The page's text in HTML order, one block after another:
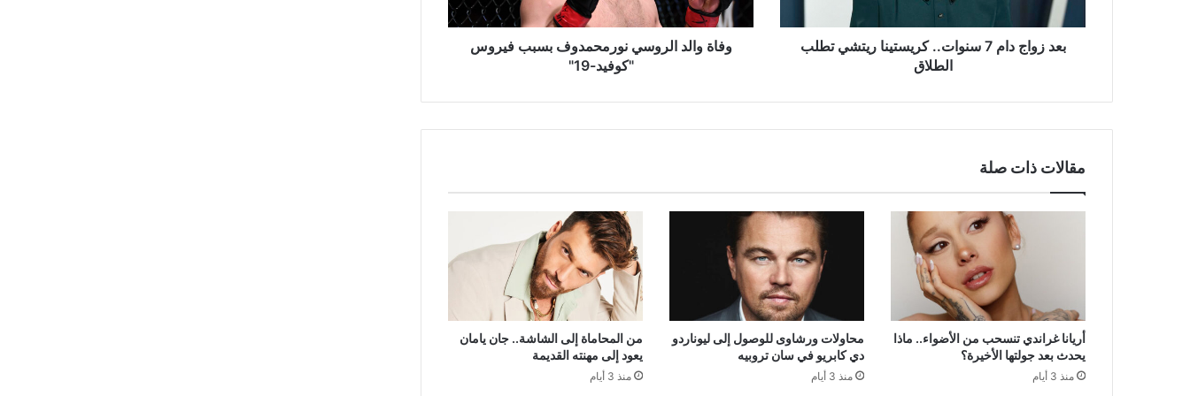
تطلب
الطلاق
بعد زواج دام 7 سنوات.. كريستينا ريتشي تطلب
الطلاق
وفاة والد الروسي نورمحمدوف بسبب فيروس
"كوفيد-19"
مقالات ذات صلة
أريانا غراندي تنسحب من الأضواء.. ماذا
يحدث بعد جولتها الأخيرة؟
منذ 3 أيام
محاولات ورشاوى للوصول إلى ليوناردو
دي كابريو في سان تروبيه
منذ 3 أيام
من المحاماة إلى الشاشة.. جان يامان
يعود إلى مهنته القديمة
منذ 3 أيام